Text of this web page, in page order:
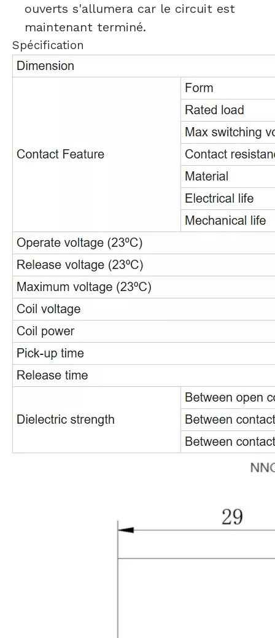
ouverts s'allumera car le circuit est
maintenant terminé.
Spécification